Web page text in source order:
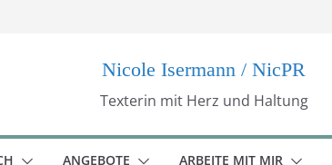
Nicole Isermann / NicPR
Texterin mit Herz und Haltung
ANGEBOTE ARBEITE MIT MIR